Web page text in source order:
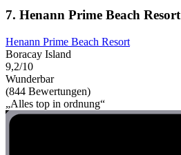
7. Henann Prime Beach Resort
Henann Prime Beach Resort
Boracay Island
9,2/10
Wunderbar
(844 Bewertungen)
„Alles top in ordnung“